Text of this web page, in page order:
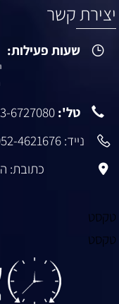
יצירת קשר
שעות פעילות:
טל': 6727080
נייד: 4621676
כתובת: הרצל 73 פינת
טקסט
טקסט